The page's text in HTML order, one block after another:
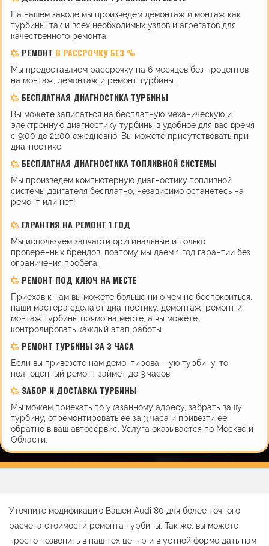
На нашем заводе мы произведем демонтаж и монтаж как
турбины, так и всех необходимых узлов и агрегатов для
качественного ремонта.
РЕМОНТ В РАССРОЧКУ БЕЗ %
Мы предоставляем рассрочку на 6 месяцев без процентов
на монтаж, демонтаж и ремонт турбины.
БЕСПЛАТНАЯ ДИАГНОСТИКА ТУРБИНЫ
Вы можете записаться на бесплатную механическую и
электронную диагностику турбины в удобное для вас время
с 9:00 до 21:00 ежедневно. Вы можете присутствовать при
диагностике.
БЕСПЛАТНАЯ ДИАГНОСТИКА ТОПЛИВНОЙ СИСТЕМЫ
Мы произведем компьютерную диагностику топливной
системы двигателя бесплатно, независимо останетесь на
ремонт или нет!
ГАРАНТИЯ НА РЕМОНТ 1 ГОД
Мы используем запчасти оригинальные и только
проверенных брендов, поэтому мы даем 1 год гарантии без
ограничения пробега.
РЕМОНТ ПОД КЛЮЧ НА МЕСТЕ
Приехав к нам вы можете больше ни о чем не беспокоиться,
наши мастера сделают диагностику, демонтаж, ремонт и
монтаж турбины прямо на месте, а вы можете
контролировать каждый этап работы.
РЕМОНТ ТУРБИНЫ ЗА 3 ЧАСА
Если вы привезете нам демонтированную турбину, то
полноценный ремонт займет до 3 часов.
ЗАБОР И ДОСТАВКА ТУРБИНЫ
Мы можем приехать по указанному адресу, забрать вашу
турбину, отремонтировать ее за 3 часа и привезти ее
обратно в ваш автосервис. Услуга оказывается по Москве и
Области.
Уточните модификацию Вашей Audi 80 для более точного
расчета стоимости ремонта турбины. Так же, вы можете
просто позвонить в наш тех центр и в устной форме дать нам